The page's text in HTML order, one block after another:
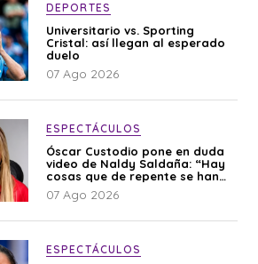
DEPORTES
Universitario vs. Sporting
Cristal: así llegan al esperado
duelo
07 Ago 2026
ESPECTÁCULOS
Óscar Custodio pone en duda
video de Naldy Saldaña: “Hay
cosas que de repente se han
editado”
07 Ago 2026
ESPECTÁCULOS